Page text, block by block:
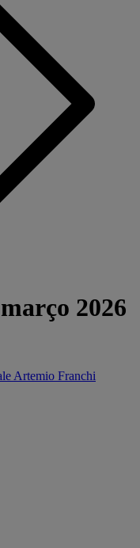
2026
Artemio Franchi